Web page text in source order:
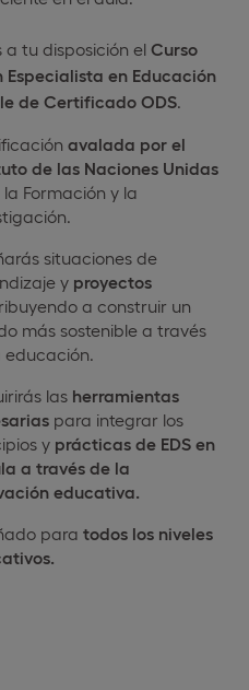
a tu disposición el Curso
Especialista en Educación
de Certificado ODS.
avalada por el
de las Naciones Unidas
Formación y la
situaciones de
y proyectos
a construir un
más sostenible a través
educación.
las herramientas
para integrar los
y prácticas de EDS en
a través de la
educativa.
para todos los niveles